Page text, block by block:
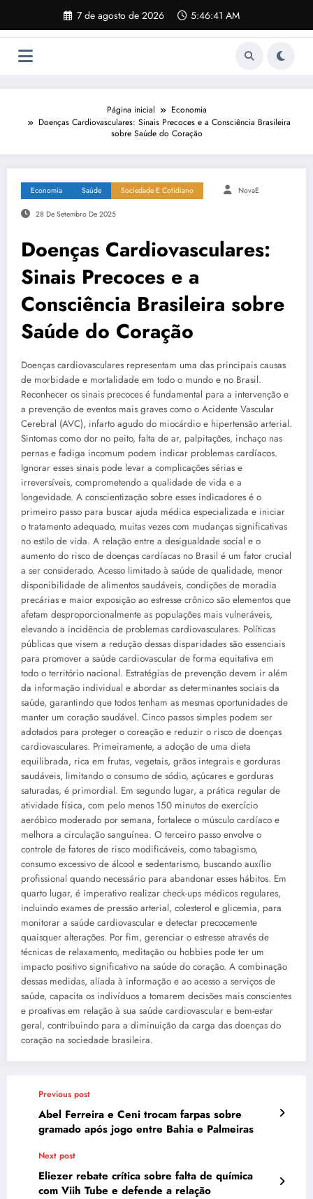
o
7 de agosto de 2026 5:46:42 AM
Página inicial
Economia
Doenças Cardiovasculares: Sinais Precoces e a Consciência Brasileira
sobre Saúde do Coração
Economia Saúde Sociedade E Cotidiano NovaE
28 De Setembro De 2025
Doenças Cardiovasculares:
Sinais Precoces e a
Consciência Brasileira sobre
Saúde do Coração
Doenças cardiovasculares representam uma das principais causas
de morbidade e mortalidade em todo o mundo e no Brasil.
Reconhecer os sinais precoces é fundamental para a intervenção e
a prevenção de eventos mais graves como o Acidente Vascular
Cerebral (AVC), infarto agudo do miocárdio e hipertensão arterial.
Sintomas como dor no peito, falta de ar, palpitações, inchaço nas
pernas e fadiga incomum podem indicar problemas cardíacos.
Ignorar esses sinais pode levar a complicações sérias e
irreversíveis, comprometendo a qualidade de vida e a
longevidade. A conscientização sobre esses indicadores é o
primeiro passo para buscar ajuda médica especializada e iniciar
o tratamento adequado, muitas vezes com mudanças significativas
no estilo de vida. A relação entre a desigualdade social e o
aumento do risco de doenças cardíacas no Brasil é um fator crucial
a ser considerado. Acesso limitado à saúde de qualidade, menor
disponibilidade de alimentos saudáveis, condições de moradia
precárias e maior exposição ao estresse crônico são elementos que
afetam desproporcionalmente as populações mais vulneráveis,
elevando a incidência de problemas cardiovasculares. Políticas
públicas que visem a redução dessas disparidades são essenciais
para promover a saúde cardiovascular de forma equitativa em
todo o território nacional. Estratégias de prevenção devem ir além
da informação individual e abordar as determinantes sociais da
saúde, garantindo que todos tenham as mesmas oportunidades de
manter um coração saudável. Cinco passos simples podem ser
adotados para proteger o coreação e reduzir o risco de doenças
cardiovasculares. Primeiramente, a adoção de uma dieta
equilibrada, rica em frutas, vegetais, grãos integrais e gorduras
saudáveis, limitando o consumo de sódio, açúcares e gorduras
saturadas, é primordial. Em segundo lugar, a prática regular de
atividade física, com pelo menos 150 minutos de exercício
aeróbico moderado por semana, fortalece o músculo cardíaco e
melhora a circulação sanguínea. O terceiro passo envolve o
controle de fatores de risco modificáveis, como tabagismo,
consumo excessivo de álcool e sedentarismo, buscando auxílio
profissional quando necessário para abandonar esses hábitos. Em
quarto lugar, é imperativo realizar check-ups médicos regulares,
incluindo exames de pressão arterial, colesterol e glicemia, para
monitorar a saúde cardiovascular e detectar precocemente
quaisquer alterações. Por fim, gerenciar o estresse através de
técnicas de relaxamento, meditação ou hobbies pode ter um
impacto positivo significativo na saúde do coração. A combinação
dessas medidas, aliada à informação e ao acesso a serviços de
saúde, capacita os indivíduos a tomarem decisões mais conscientes
e proativas em relação à sua saúde cardiovascular e bem-estar
geral, contribuindo para a diminuição da carga das doenças do
coração na sociedade brasileira.
Previous post
Abel Ferreira e Ceni trocam farpas sobre
gramado após jogo entre Bahia e Palmeiras
Next post
Eliezer rebate crítica sobre falta de química
com Viih Tube e defende a relação